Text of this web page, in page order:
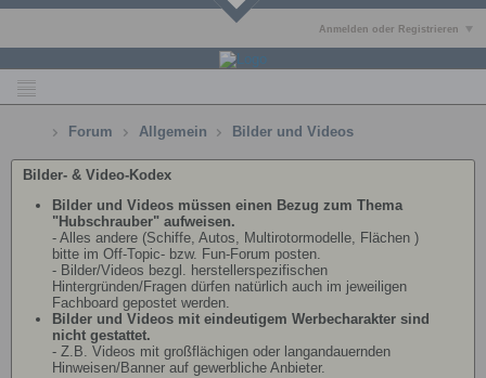
Anmelden oder Registrieren
Forum Allgemein Bilder und Videos
Bilder- & Video-Kodex
Bilder und Videos müssen einen Bezug zum Thema
"Hubschrauber" aufweisen.
- Alles andere (Schiffe, Autos, Multirotormodelle, Flächen )
bitte im Off-Topic- bzw. Fun-Forum posten.
- Bilder/Videos bezgl. herstellerspezifischen
Hintergründen/Fragen dürfen natürlich auch im jeweiligen
Fachboard gepostet werden.
Bilder und Videos mit eindeutigem Werbecharakter sind
nicht gestattet.
- Z.B. Videos mit großflächigen oder langandauernden
Hinweisen/Banner auf gewerbliche Anbieter.